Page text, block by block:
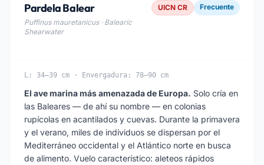
Pardela Balear
Puffinus mauretanicus · Balearic
Shearwater
UICN CR Frecuente
L: 34–39 cm · Envergadura: 78–90 cm
El ave marina más amenazada de Europa. Solo cría en
las Baleares — de ahí su nombre — en colonias
rupícolas en acantilados y cuevas. Durante la primavera
y el verano, miles de individuos se dispersan por el
Mediterráneo occidental y el Atlántico norte en busca
de alimento. Vuelo característico: aleteos rápidos